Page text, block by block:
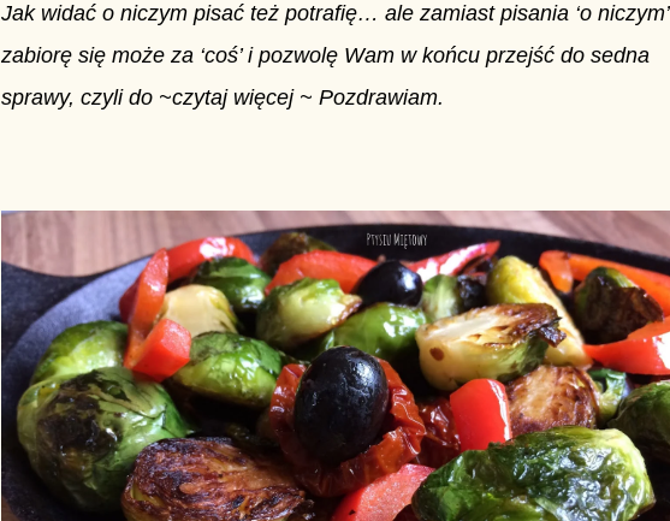
Jak widać o niczym pisać też potrafię… ale zamiast pisania ‘o niczym’
zabiorę się może za ‘coś’ i pozwolę Wam w końcu przejść do sedna
sprawy, czyli do ~czytaj więcej ~ Pozdrawiam.